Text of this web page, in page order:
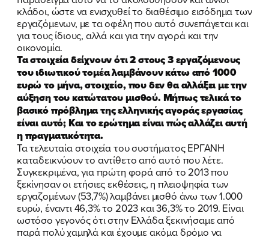
κλάδοι, ώστε να ενισχυθεί το διαθέσιμο εισόδημα των
εργαζόμενων, με τα οφέλη που αυτό συνεπάγεται και
για τους ίδιους, αλλά και για την αγορά και την
οικονομία.
Τα στοιχεία δείχνουν ότι 2 στους 3 εργαζόμενους
του ιδιωτικού τομέα λαμβάνουν κάτω από 1000
ευρώ το μήνα, στοιχείο, που δεν θα αλλάξει με την
αύξηση του κατώτατου μισθού. Μήπως τελικά το
βασικό πρόβλημα της ελληνικής αγοράς εργασίας
είναι αυτό; Και το ερώτημα είναι πώς αλλάζει αυτή
η πραγματικότητα.
Τα τελευταία στοιχεία του συστήματος ΕΡΓΑΝΗ
καταδεικνύουν το αντίθετο από αυτό που λέτε.
Συγκεκριμένα, για πρώτη φορά από το 2013 που
ξεκίνησαν οι ετήσιες εκθέσεις, η πλειοψηφία των
εργαζομένων (53,7%) λαμβάνει μισθό άνω των 1.000
ευρώ, έναντι 46,3% το 2023 και 36,3% το 2019. Είναι
ωστόσο γεγονός ότι στην Ελλάδα ξεκινήσαμε από
παρά πολύ χαμηλά και έχουμε ακόμα δρόμο να